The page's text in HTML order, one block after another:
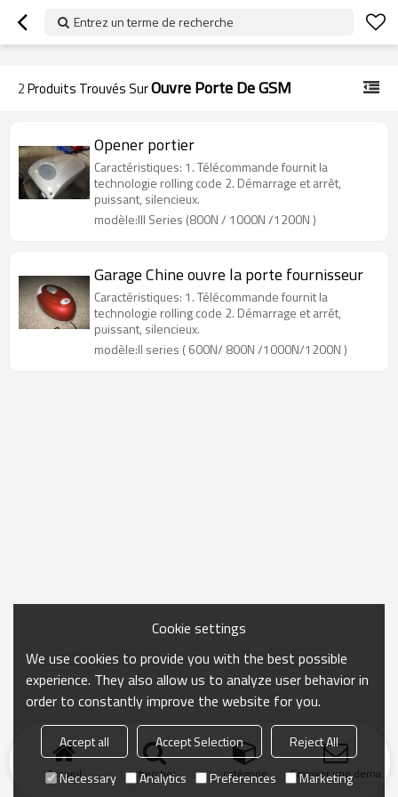
googlea70fe95786458a77.html
Entrez un terme de recherche
2Produits Trouvés SurOuvre Porte De GSM
Opener portier
Caractéristiques: 1. Télécommande fournit la
technologie rolling code 2. Démarrage et arrêt,
puissant, silencieux.
modèle:III Series (800N / 1000N /1200N )
Garage Chine ouvre la porte fournisseur
Caractéristiques: 1. Télécommande fournit la
technologie rolling code 2. Démarrage et arrêt,
puissant, silencieux.
modèle:II series ( 600N/ 800N /1000N/1200N )
Accueil chercher catégorie Envoyer une
Cookie settings
We use cookies to provide you with the best possible
experience. They also allow us to analyze user behavior in
order to constantly improve the website for you.
Accept all Accept Selection
Reject All
Necessary
Analytics Preferences Marketing